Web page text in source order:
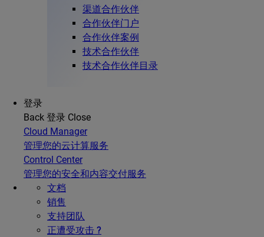
渠道合作伙伴
合作伙伴门户
合作伙伴案例
技术合作伙伴
技术合作伙伴目录
登录
Back 登录 Close
Cloud Manager
管理您的云计算服务
Control Center
管理您的安全和内容交付服务
文档
销售
支持团队
正遭受攻击 ?